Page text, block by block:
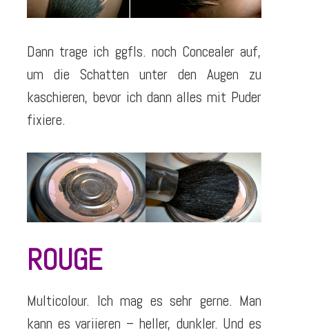
Dann trage ich ggfls. noch Concealer auf,
um die Schatten unter den Augen zu
kaschieren, bevor ich dann alles mit Puder
fixiere.
ROUGE
Multicolour. Ich mag es sehr gerne. Man
kann es variieren – heller, dunkler. Und es